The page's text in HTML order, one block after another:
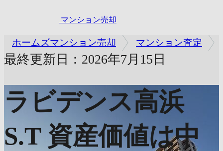
マンション売却
ホームズマンション売却 マンション査定
最終更新日：2026年7月15日
ラビデンス高浜
S.T 資産価値は中